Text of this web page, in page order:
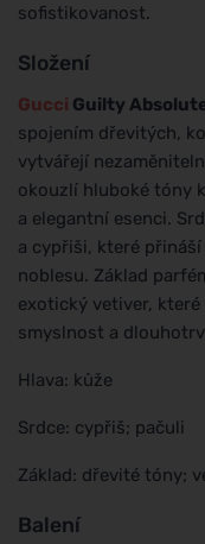
sofistikovanost.
Složení
Gucci Guilty
spojením dřevitých,
vytvářejí
okouzlí hluboké tóny
a elegantní esenci.
a cypřiši, které
noblesu. Základ
exotický vetiver,
smyslnost a
Hlava: kůže
Srdce: cypřiš; pačuli
Základ: dřevité tóny;
Balení